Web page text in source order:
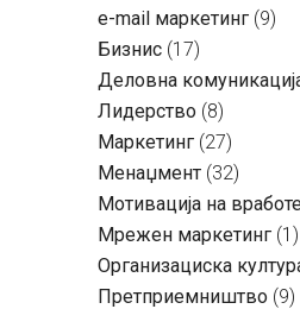
e-mail маркетинг (9)
Бизнис (17)
Деловна
Лидерство (8)
Маркетинг (27)
Менаџмент (32)
Мотивација на
Мрежен маркетинг (1)
Организациска
Претприемништво (9)